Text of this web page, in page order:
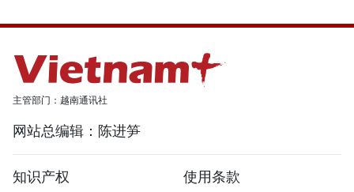
主管部门：越南通讯社
网站总编辑：陈进笋
知识产权
使用条款